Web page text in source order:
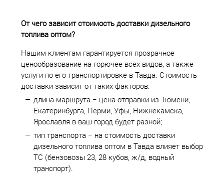
От чего зависит стоимость доставки дизельного
топлива оптом?
Нашим клиентам гарантируется прозрачное
ценообразование на горючее всех видов, а также
услуги по его транспортировке в Тавда. Стоимость
доставки зависит от таких факторов:
длина маршрута − цена отправки из Тюмени,
Екатеринбурга, Перми, Уфы, Нижнекамска,
Ярославля в ваш город будет разной;
тип транспорта − на стоимость доставки
дизельного топлива оптом в Тавда влияет выбор
ТС (бензовозы 23, 28 кубов, ж/д, водный
транспорт).